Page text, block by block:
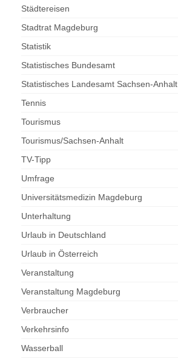
Städtereisen
Stadtrat Magdeburg
Statistik
Statistisches Bundesamt
Statistisches Landesamt Sachsen-Anhalt
Tennis
Tourismus
Tourismus/Sachsen-Anhalt
TV-Tipp
Umfrage
Universitätsmedizin Magdeburg
Unterhaltung
Urlaub in Deutschland
Urlaub in Österreich
Veranstaltung
Veranstaltung Magdeburg
Verbraucher
Verkehrsinfo
Wasserball